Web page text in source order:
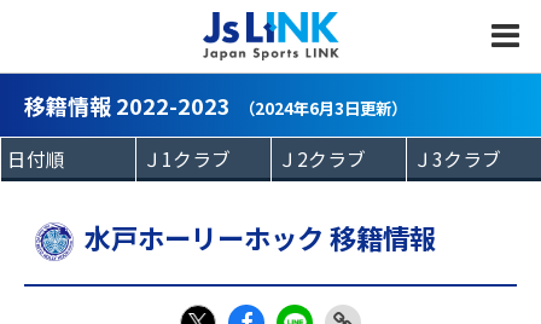
移籍情報 2022-2023 （2024年6月3日更新）
水戸ホーリーホック 移籍情報